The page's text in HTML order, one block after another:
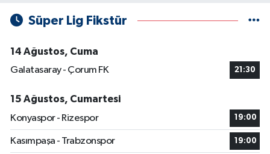
Süper Lig Fikstür
14 Ağustos, Cuma
Galatasaray - Çorum FK
21:30
15 Ağustos, Cumartesi
Konyaspor - Rizespor
19:00
Kasımpaşa - Trabzonspor 19:00